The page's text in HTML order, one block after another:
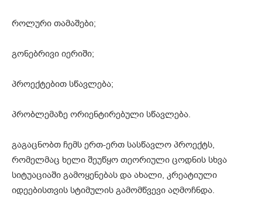
როლური თამაშები;
გონებრივი იერიში;
პროექტებით სწავლება;
პრობლემაზე ორიენტირებული სწავლება.
გაგაცნობთ ჩემს ერთ-ერთ სასწავლო პროექტს,
რომელმაც ხელი შეუწყო თეორიული ცოდნის სხვა
სიტუაციაში გამოყენებას და ახალი, კრეატიული
იდეებისთვის სტიმულის გამომწვევი აღმოჩნდა.